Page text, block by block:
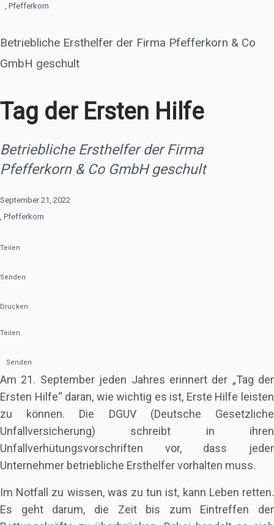
Pfefferkorn
Betriebliche Ersthelfer der Firma Pfefferkorn & Co
GmbH geschult
Tag der Ersten Hilfe
Betriebliche Ersthelfer der Firma
Pfefferkorn & Co GmbH geschult
September 21, 2022
Pfefferkorn
Teilen
Senden
Drucken
Teilen
Senden
Am 21. September jeden Jahres erinnert der „Tag der
Ersten Hilfe“ daran, wie wichtig es ist, Erste Hilfe leisten
zu können. Die DGUV (Deutsche Gesetzliche
Unfallversicherung) schreibt in ihren
Unfallverhütungsvorschriften vor, dass jeder
Unternehmer betriebliche Ersthelfer vorhalten muss.
Im Notfall zu wissen, was zu tun ist, kann Leben retten.
Es geht darum, die Zeit bis zum Eintreffen der